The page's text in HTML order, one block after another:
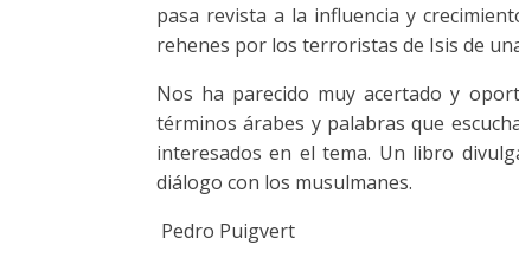
pasa revista a la influencia y
rehenes por los terroristas de Isis de
Nos ha parecido muy acertado y
términos árabes y palabras que
interesados en el tema. Un libro
diálogo con los musulmanes.
Pedro Puigvert